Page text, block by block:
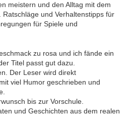
meistern und den Alltag mit dem
und Verhaltenstipps für
für Spiele und
zu rosa und ich fände ein
Titel passt gut dazu.
Der Leser wird direkt
viel Humor geschrieben und
bis zur Vorschule.
und Geschichten aus dem realen